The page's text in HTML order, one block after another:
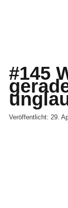
#145
Veröffentlicht: 29.